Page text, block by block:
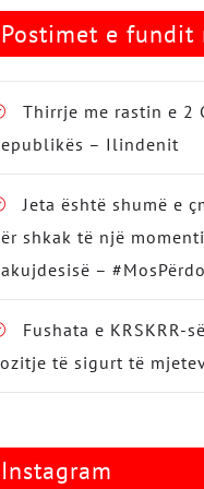
Postimet e fundit
Thirrje me rastin e 2
– Ilindenit
Jeta është shumë e
shkak të një
–
Fushata e KRSKRR-
të sigurt të
Instagram